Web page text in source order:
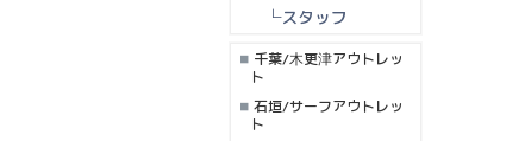
└スタッフ
千葉/木更津アウトレッ
ト
石垣/サーフアウトレッ
ト